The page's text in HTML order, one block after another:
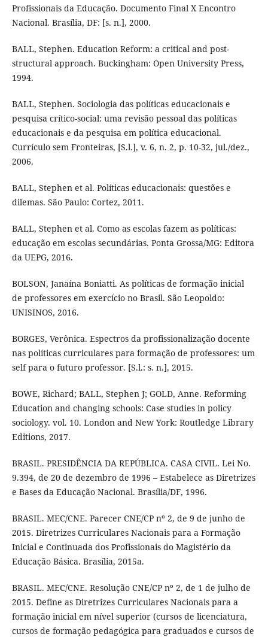
Profissionais da Educação. Documento Final X Encontro
Nacional. Brasília, DF: [s. n.], 2000.
BALL, Stephen. Education Reform: a critical and post-
structural approach. Buckingham: Open University Press,
1994.
BALL, Stephen. Sociologia das políticas educacionais e
pesquisa crítico-social: uma revisão pessoal das políticas
educacionais e da pesquisa em política educacional.
Currículo sem Fronteiras, [S.l.], v. 6, n. 2, p. 10-32, jul./dez.,
2006.
BALL, Stephen et al. Políticas educacionais: questões e
dilemas. São Paulo: Cortez, 2011.
BALL, Stephen et al. Como as escolas fazem as políticas:
educação em escolas secundárias. Ponta Grossa/MG: Editora
da UEPG, 2016.
BOLSON, Janaína Boniatti. As políticas de formação inicial
de professores em exercício no Brasil. São Leopoldo:
UNISINOS, 2016.
BORGES, Verônica. Espectros da profissionalização docente
nas políticas curriculares para formação de professores: um
self para o futuro professor. [S.l.: s. n.], 2015.
BOWE, Richard; BALL, Stephen J; GOLD, Anne. Reforming
Education and changing schools: Case studies in policy
sociology. vol. 10. London and New York: Routledge Library
Editions, 2017.
BRASIL. PRESIDÊNCIA DA REPÚBLICA. CASA CIVIL. Lei No.
9.394, de 20 de dezembro de 1996 – Estabelece as Diretrizes
e Bases da Educação Nacional. Brasília/DF, 1996.
BRASIL. MEC/CNE. Parecer CNE/CP nº 2, de 9 de junho de
2015. Diretrizes Curriculares Nacionais para a Formação
Inicial e Continuada dos Profissionais do Magistério da
Educação Básica. Brasília, 2015a.
BRASIL. MEC/CNE. Resolução CNE/CP nº 2, de 1 de julho de
2015. Define as Diretrizes Curriculares Nacionais para a
formação inicial em nível superior (cursos de licenciatura,
cursos de formação pedagógica para graduados e cursos de